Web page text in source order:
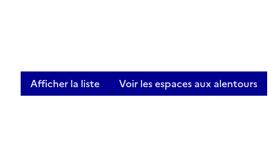
Afficher la liste Voir les espaces aux alentours